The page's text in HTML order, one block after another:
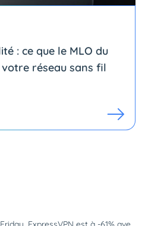
: ce que le MLO du
réseau sans fil